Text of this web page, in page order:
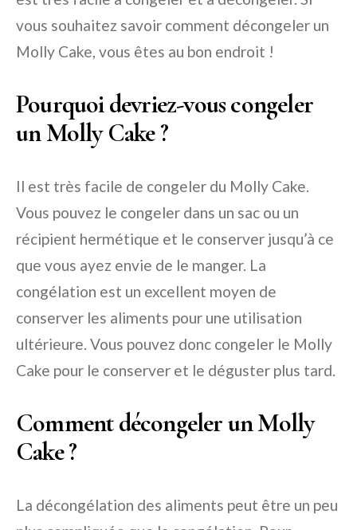
vous souhaitez savoir comment décongeler un
Molly Cake, vous êtes au bon endroit !
Pourquoi devriez-vous congeler
un Molly Cake ?
Il est très facile de congeler du Molly Cake.
Vous pouvez le congeler dans un sac ou un
récipient hermétique et le conserver jusqu’à ce
que vous ayez envie de le manger. La
congélation est un excellent moyen de
conserver les aliments pour une utilisation
ultérieure. Vous pouvez donc congeler le Molly
Cake pour le conserver et le déguster plus tard.
Comment décongeler un Molly
Cake ?
La décongélation des aliments peut être un peu